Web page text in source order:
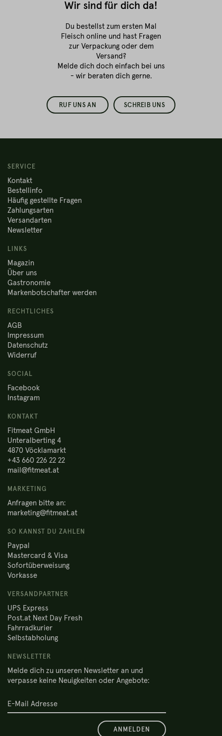
Wir sind für dich da!
Du bestellst zum ersten Mal
Fleisch online und hast Fragen
zur Verpackung oder dem
Versand?
Melde dich doch einfach bei uns
- wir beraten dich gerne.
RUF UNS AN SCHREIB UNS
SERVICE
Kontakt
Bestellinfo
Häufig gestellte Fragen
Zahlungsarten
Versandarten
Newsletter
LINKS
Magazin
Über uns
Gastronomie
Markenbotschafter werden
RECHTLICHES
AGB
Impressum
Datenschutz
Widerruf
SOCIAL
Facebook
Instagram
KONTAKT
Fitmeat GmbH
Unteralberting 4
4870 Vöcklamarkt
+43 660 226 22 22
mail@fitmeat.at
MARKETING
Anfragen bitte an:
marketing@fitmeat.at
SO KANNST DU ZAHLEN
Paypal
Mastercard & Visa
Sofortüberweisung
Vorkasse
VERSANDPARTNER
UPS Express
Post.at Next Day Fresh
Fahrradkurier
Selbstabholung
NEWSLETTER
Melde dich zu unseren Newsletter an und
verpasse keine Neuigkeiten oder Angebote:
ANMELDEN